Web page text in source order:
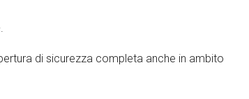
di sicurezza completa anche in ambito